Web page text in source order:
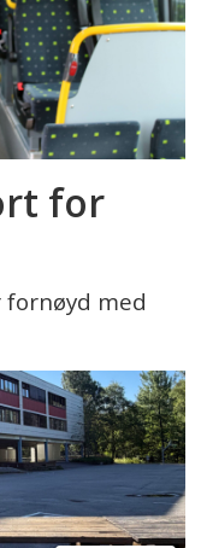
for
fornøyd med